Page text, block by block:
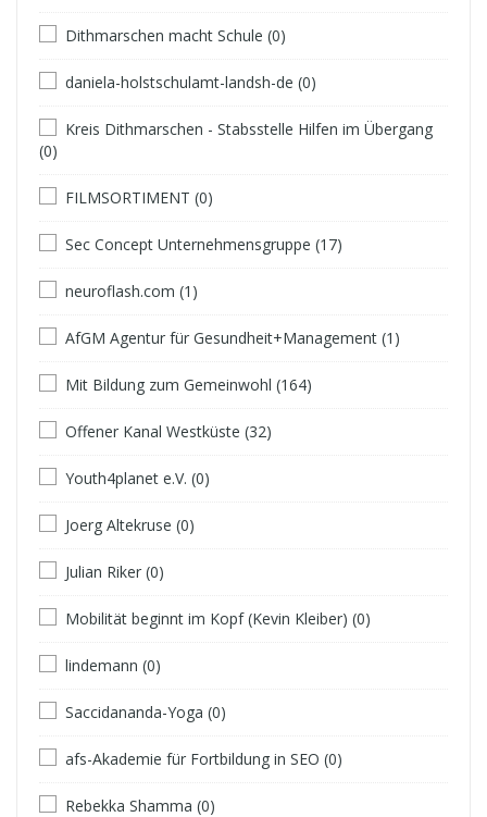
Dithmarschen macht Schule (0)
daniela-holstschulamt-landsh-de (0)
Kreis Dithmarschen - Stabsstelle Hilfen im Übergang
(0)
FILMSORTIMENT (0)
Sec Concept Unternehmensgruppe (17)
neuroflash.com (1)
AfGM Agentur für Gesundheit+Management (1)
Mit Bildung zum Gemeinwohl (164)
Offener Kanal Westküste (32)
Youth4planet e.V. (0)
Joerg Altekruse (0)
Julian Riker (0)
Mobilität beginnt im Kopf (Kevin Kleiber) (0)
lindemann (0)
Saccidananda-Yoga (0)
afs-Akademie für Fortbildung in SEO (0)
Rebekka Shamma (0)